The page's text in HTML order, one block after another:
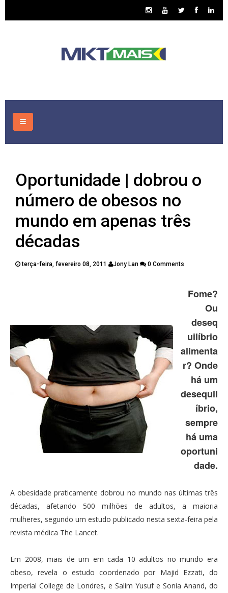
CONSULTORIA
ASSUNTOS
PUBLICAÇÕES
Oportunidade | dobrou o
número de obesos no
mundo em apenas três
décadas
terça-feira, fevereiro 08, 2011 Jony Lan 0 Comments
Fome?
Ou
deseq
uilíbrio
alimenta
r? Onde
há um
desequil
íbrio,
sempre
há uma
oportuni
dade.
A obesidade praticamente dobrou no mundo nas últimas três
décadas, afetando 500 milhões de adultos, a maioria
mulheres, segundo um estudo publicado nesta sexta-feira pela
revista médica The Lancet.
Em 2008, mais de um em cada 10 adultos no mundo era
obeso, revela o estudo coordenado por Majid Ezzati, do
Imperial College de Londres, e Salim Yusuf e Sonia Anand, do